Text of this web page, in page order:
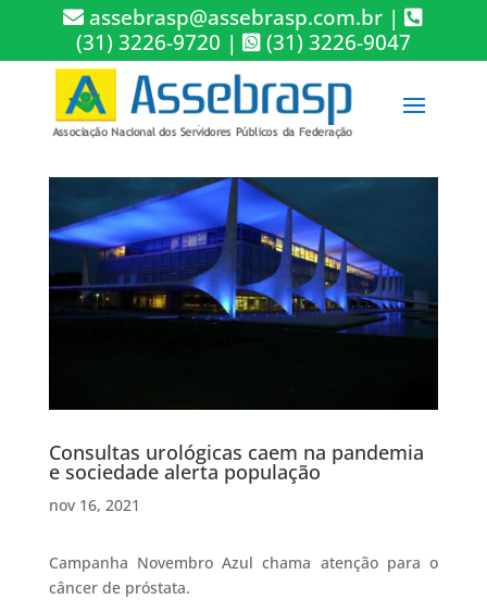
assebrasp@assebrasp.com.br |
(31) 3226-9720 | (31) 3226-9047
Consultas urológicas caem na pandemia
e sociedade alerta população
nov 16, 2021
Campanha Novembro Azul chama atenção para o
câncer de próstata.